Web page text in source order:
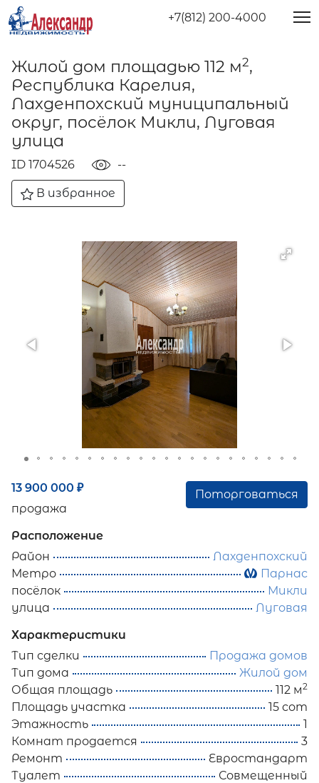
+7(812) 200-4000
Жилой дом площадью 112 м2,
Республика Карелия,
Лахденпохский муниципальный
округ, посёлок Микли, Луговая
улица
ID 1704526 --
В избранное
13 900 000 ₽
продажа
Поторговаться
Расположение
Район
Лахденпохский
Метро
Парнас
посёлок
Микли
улица
Луговая
Характеристики
Тип сделки
Продажа домов
Тип дома
Жилой дом
Общая площадь
112 м2
Площадь участка
15 сот
Этажность
1
Комнат продается
3
Ремонт
Евростандарт
Туалет
Совмещенный